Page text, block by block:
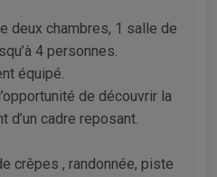
deux chambres, 1 salle de
4 personnes.
équipé.
de découvrir la
d’un cadre reposant.
crêpes , randonnée, piste